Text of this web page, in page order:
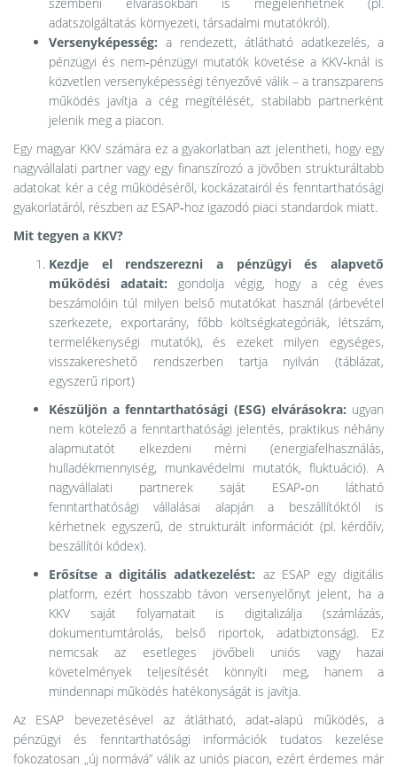
adatszolgáltatás környezeti, társadalmi mutatókról).
Versenyképesség: a rendezett, átlátható adatkezelés, a
pénzügyi és nem‑pénzügyi mutatók követése a KKV‑knál is
közvetlen versenyképességi tényezővé válik – a transzparens
működés javítja a cég megítélését, stabilabb partnerként
jelenik meg a piacon.
Egy magyar KKV számára ez a gyakorlatban azt jelentheti, hogy egy
nagyvállalati partner vagy egy finanszírozó a jövőben strukturáltabb
adatokat kér a cég működéséről, kockázatairól és fenntarthatósági
gyakorlatáról, részben az ESAP‑hoz igazodó piaci standardok miatt.
Mit tegyen a KKV?
Kezdje el rendszerezni a pénzügyi és alapvető
működési adatait: gondolja végig, hogy a cég éves
beszámolóin túl milyen belső mutatókat használ (árbevétel
szerkezete, exportarány, főbb költségkategóriák, létszám,
termelékenységi mutatók), és ezeket milyen egységes,
visszakereshető rendszerben tartja nyilván (táblázat,
egyszerű riport)
Készüljön a fenntarthatósági (ESG) elvárásokra: ugyan
nem kötelező a fenntarthatósági jelentés, praktikus néhány
alapmutatót elkezdeni mérni (energiafelhasználás,
hulladékmennyiség, munkavédelmi mutatók, fluktuáció). A
nagyvállalati partnerek saját ESAP‑on látható
fenntarthatósági vállalásai alapján a beszállítóktól is
kérhetnek egyszerű, de strukturált információt (pl. kérdőív,
beszállítói kódex).
Erősítse a digitális adatkezelést: az ESAP egy digitális
platform, ezért hosszabb távon versenyelőnyt jelent, ha a
KKV saját folyamatait is digitalizálja (számlázás,
dokumentumtárolás, belső riportok, adatbiztonság). Ez
nemcsak az esetleges jövőbeli uniós vagy hazai
követelmények teljesítését könnyíti meg, hanem a
mindennapi működés hatékonyságát is javítja.
Az ESAP bevezetésével az átlátható, adat‑alapú működés, a
pénzügyi és fenntarthatósági információk tudatos kezelése
fokozatosan „új normává” válik az uniós piacon, ezért érdemes már